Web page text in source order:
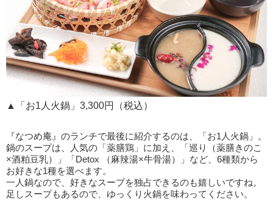
▲「お1人火鍋」3,300円（税込）
『なつめ庵』のランチで最後に紹介するのは、「お1人火鍋」。
鍋のスープは、人気の「薬膳鶏」に加え、「巡り（薬膳きのこ
×酒粕豆乳）」「Detox （麻辣湯×牛骨湯）」など、6種類から
お好きな1種を選べます。
一人鍋なので、好きなスープを独占できるのも嬉しいですね。
足しスープもあるので、ゆっくり火鍋を味わってください。